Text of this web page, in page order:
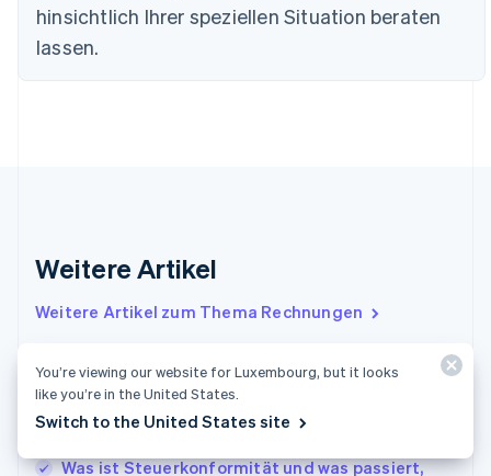
hinsichtlich Ihrer speziellen Situation beraten
lassen.
Weitere Artikel
Weitere Artikel zum Thema Rechnungen
Wyoming Sales Tax-Satz: Staatliche,
landkreisweite und städtische Steuersätze
Was ist Steuerkonformität und was passiert,
Deutschland
Estland
English
Griechenland
Irland
English
Italien
Japan
You’re viewing our website for Luxembourg, but it looks
like you’re in the United States.
Switch to the United States site